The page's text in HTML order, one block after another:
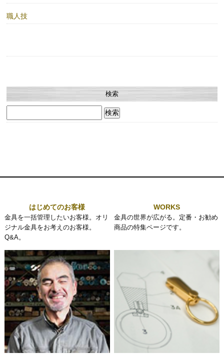
職人技
検索
索:
はじめてのお客様
金具を一括管理したいお客様。オリ
ジナル金具をお考えのお客様。
Q&A。
WORKS
金具の世界が広がる。定番・お勧め
商品の特集ページです。